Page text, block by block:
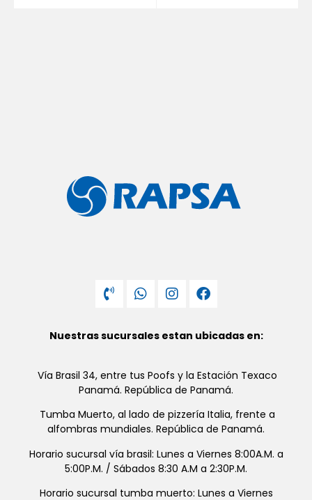
Nuestras sucursales estan ubicadas en:
Vía Brasil 34, entre tus Poofs y la Estación Texaco
Panamá. República de Panamá.
Tumba Muerto, al lado de pizzería Italia, frente a
alfombras mundiales. República de Panamá.
Horario sucursal vía brasil: Lunes a Viernes 8:00A.M. a
5:00P.M. / Sábados 8:30 A.M a 2:30P.M.
Horario sucursal tumba muerto: Lunes a Viernes